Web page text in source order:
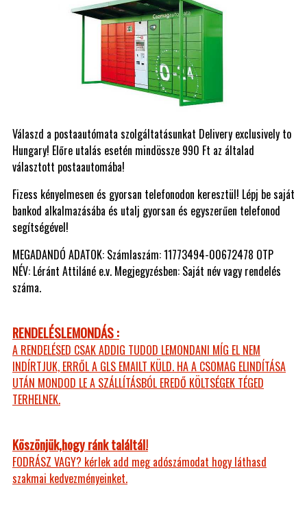
Válaszd a postaautómata szolgáltatásunkat Delivery exclusively to
Hungary! Előre utalás esetén mindössze 990 Ft az általad
választott postaautomába!
Fizess kényelmesen és gyorsan telefonodon keresztül! Lépj be saját
bankod alkalmazásába és utalj gyorsan és egyszerűen telefonod
segítségével!
MEGADANDÓ ADATOK: Számlaszám: 11773494-00672478 OTP
NÉV: Léránt Attiláné e.v. Megjegyzésben: Saját név vagy rendelés
száma.
RENDELÉSLEMONDÁS :
A RENDELÉSED CSAK ADDIG TUDOD LEMONDANI MÍG EL NEM
INDÍRTJUK, ERRŐL A GLS EMAILT KÜLD. HA A CSOMAG ELINDÍTÁSA
UTÁN MONDOD LE A SZÁLLÍTÁSBÓL EREDŐ KÖLTSÉGEK TÉGED
TERHELNEK.
Köszönjük,hogy ránk találtál!
FODRÁSZ VAGY? kérlek add meg adószámodat hogy láthasd
szakmai kedvezményeinket.